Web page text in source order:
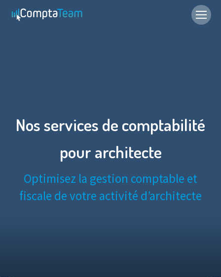
Nos services de comptabilité
pour architecte
Optimisez la gestion comptable et
fiscale de votre activité d’architecte